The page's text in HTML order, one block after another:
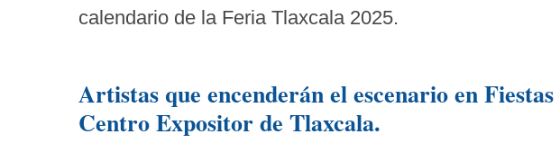
calendario de la Feria Tlaxcala 2025.
Artistas que encenderán el escenario en
Centro Expositor de Tlaxcala.